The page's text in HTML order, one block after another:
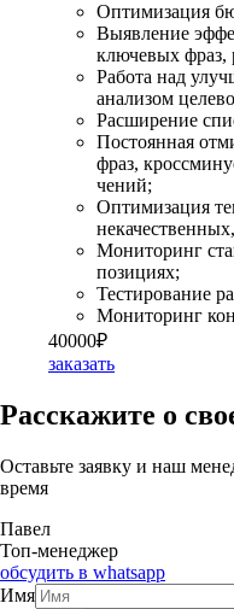
Оптимизация
Выявление
ключевых фраз,
Работа над
анализом
Расширение
Постоянная
фраз,
чений;
Оптимизация
Мониторинг
позициях;
Тестирование
Мониторинг
40000₽
заказать
Расскажите о
Оставьте заявку и наш
время
Павел
Топ-менеджер
обсудить в whatsapp
Имя